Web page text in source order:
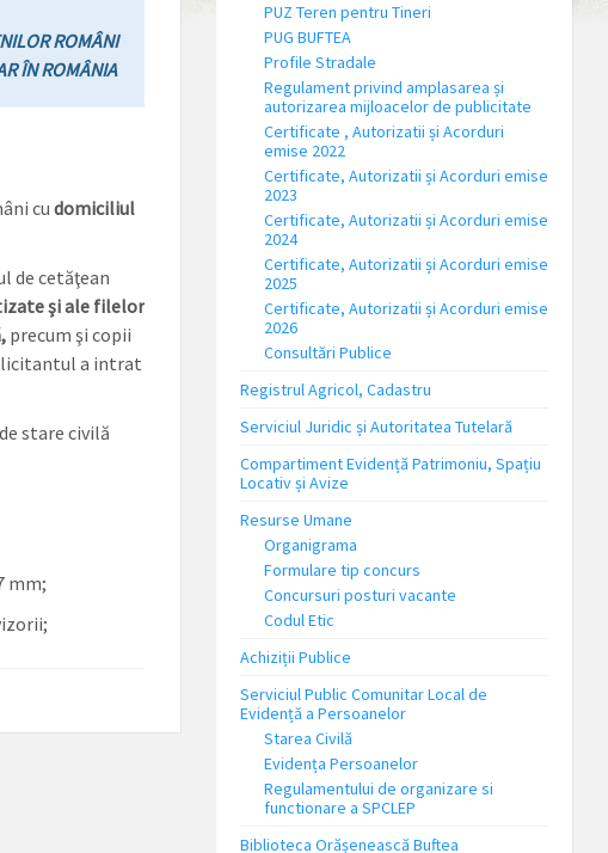
ROMÂNI
ÎN ROMÂNIA
cu domiciliul
de cetăţean
şi ale filelor
precum şi copii
a intrat
stare civilă
mm;
PUZ Teren pentru Tineri
PUG BUFTEA
Profile Stradale
Regulament privind amplasarea și
autorizarea mijloacelor de publicitate
Certificate , Autorizatii și Acorduri
emise 2022
Certificate, Autorizatii și Acorduri emise
2023
Certificate, Autorizatii și Acorduri emise
2024
Certificate, Autorizatii și Acorduri emise
2025
Certificate, Autorizatii și Acorduri emise
2026
Consultări Publice
Registrul Agricol, Cadastru
Serviciul Juridic și Autoritatea Tutelară
Compartiment Evidență Patrimoniu, Spațiu
Locativ și Avize
Resurse Umane
Organigrama
Formulare tip concurs
Concursuri posturi vacante
Codul Etic
Achiziții Publice
Serviciul Public Comunitar Local de
Evidență a Persoanelor
Starea Civilă
Evidența Persoanelor
Regulamentului de organizare si
functionare a SPCLEP
Biblioteca Orășenească Buftea